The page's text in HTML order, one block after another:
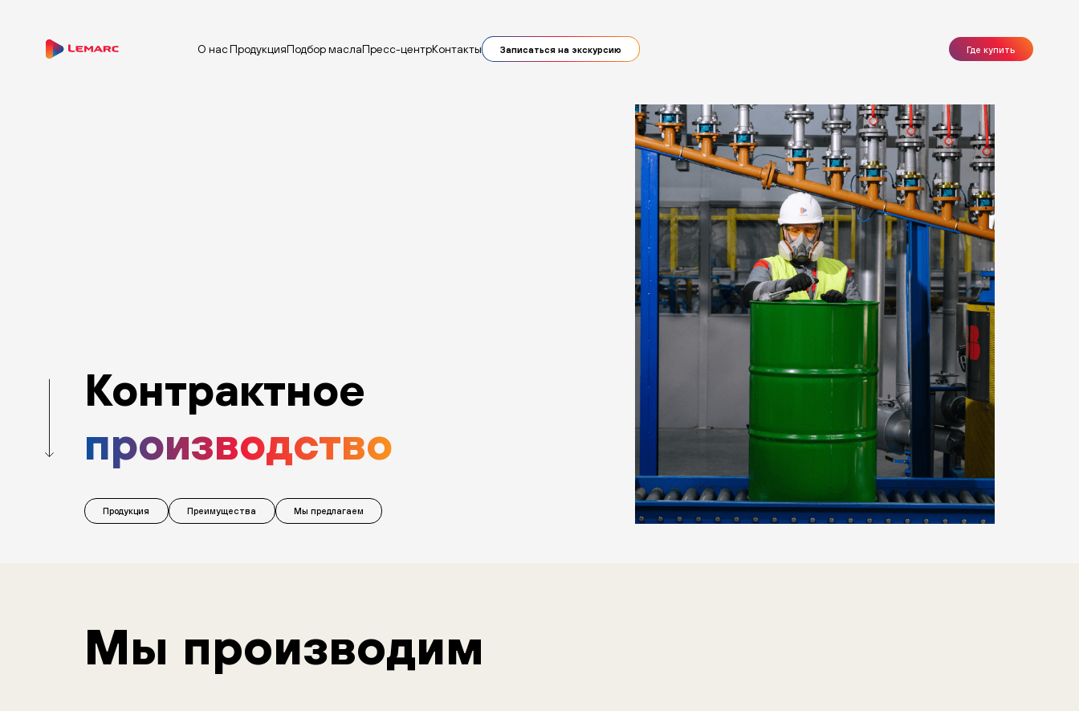
О насПродукцияПодбор маслаПресс-центрКонтакты Записаться на экскурсию Где купить
Контрактное
производство
Продукция Преимущества Мы предлагаем
Мы производим